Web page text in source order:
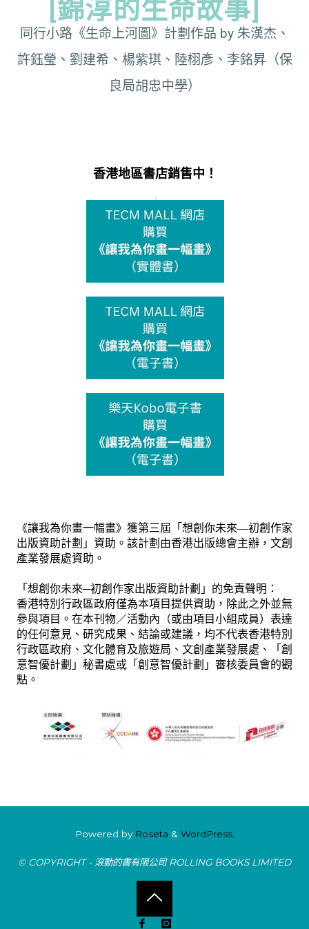
[錦淳的生命故事]
同行小路《生命上河圖》計劃作品 by 朱漢杰、
許鈺瑩、劉建希、楊紫琪、陸栩彥、李銘昇（保
良局胡忠中學）
香港地區書店銷售中！
《讓我為你畫一幅畫》獲第三屆「想創你未來—初創作家
出版資助計劃」資助。該計劃由香港出版總會主辦，文創
產業發展處資助。
「想創你未來─初創作家出版資助計劃」的免責聲明：
香港特別行政區政府僅為本項目提供資助，除此之外並無
參與項目。在本刊物／活動內（或由項目小組成員）表達
的任何意見、研究成果、結論或建議，均不代表香港特別
行政區政府、文化體育及旅遊局、文創產業發展處、「創
意智優計劃」秘書處或「創意智優計劃」審核委員會的觀
點。
Powered byRoseta & WordPress.
© COPYRIGHT - 滾動的書有限公司 ROLLING BOOKS LIMITED